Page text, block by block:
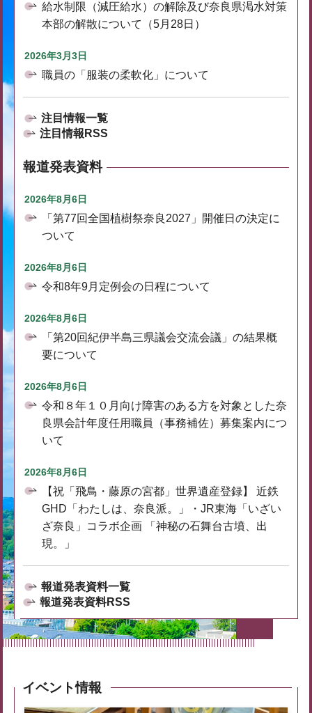
給水制限（減圧給水）の解除及び奈良県渇水対策
本部の解散について（5月28日）
2026年3月3日
職員の「服装の柔軟化」について
注目情報一覧
注目情報RSS
報道発表資料
2026年8月6日
「第77回全国植樹祭奈良2027」開催日の決定に
ついて
2026年8月6日
令和8年9月定例会の日程について
2026年8月6日
「第20回紀伊半島三県議会交流会議」の結果概
要について
2026年8月6日
令和８年１０月向け障害のある方を対象とした奈
良県会計年度任用職員（事務補佐）募集案内につ
いて
2026年8月6日
【祝「飛鳥・藤原の宮都」世界遺産登録】 近鉄
GHD「わたしは、奈良派。」・JR東海「いざい
ざ奈良」コラボ企画 「神秘の石舞台古墳、出
現。」
報道発表資料一覧
報道発表資料RSS
イベント情報